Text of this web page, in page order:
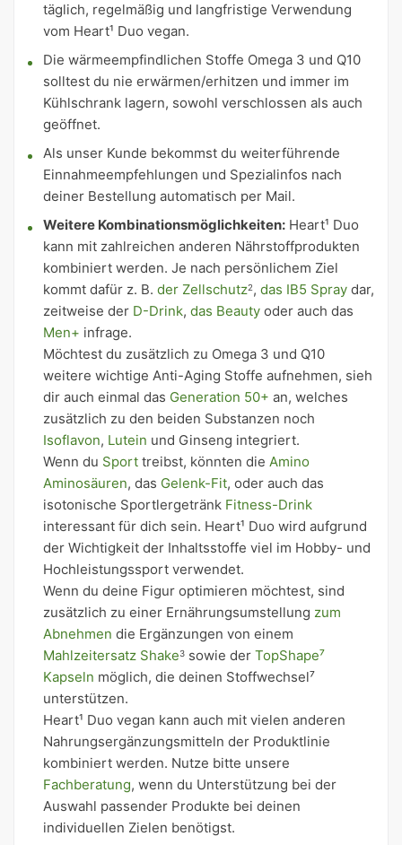
täglich, regelmäßig und langfristige Verwendung
vom Heart¹ Duo vegan.
Die wärmeempfindlichen Stoffe Omega 3 und Q10
solltest du nie erwärmen/erhitzen und immer im
Kühlschrank lagern, sowohl verschlossen als auch
geöffnet.
Als unser Kunde bekommst du weiterführende
Einnahmeempfehlungen und Spezialinfos nach
deiner Bestellung automatisch per Mail.
Weitere Kombinations­möglichkeiten: Heart¹ Duo
kann mit zahlreichen anderen Nährstoffprodukten
kombiniert werden. Je nach persönlichem Ziel
kommt dafür z. B. der Zellschutz2, das IB5 Spray dar,
zeitweise der D-Drink, das Beauty oder auch das
Men+ infrage.
Möchtest du zusätzlich zu Omega 3 und Q10
weitere wichtige Anti-Aging Stoffe aufnehmen, sieh
dir auch einmal das Generation 50+ an, welches
zusätzlich zu den beiden Substanzen noch
Isoflavon, Lutein und Ginseng integriert.
Wenn du Sport treibst, könnten die Amino
Aminosäuren, das Gelenk-Fit, oder auch das
isotonische Sportlergetränk Fitness-Drink
interessant für dich sein. Heart¹ Duo wird aufgrund
der Wichtigkeit der Inhaltsstoffe viel im Hobby- und
Hochleistungssport verwendet.
Wenn du deine Figur optimieren möchtest, sind
zusätzlich zu einer Ernährungsumstellung zum
Abnehmen die Ergänzungen von einem
Mahlzeitersatz Shake3 sowie der TopShape⁷
Kapseln möglich, die deinen Stoffwechsel⁷
unterstützen.
Heart¹ Duo vegan kann auch mit vielen anderen
Nahrungsergänzungsmitteln der Produktlinie
kombiniert werden. Nutze bitte unsere
Fachberatung, wenn du Unterstützung bei der
Auswahl passender Produkte bei deinen
individuellen Zielen benötigst.